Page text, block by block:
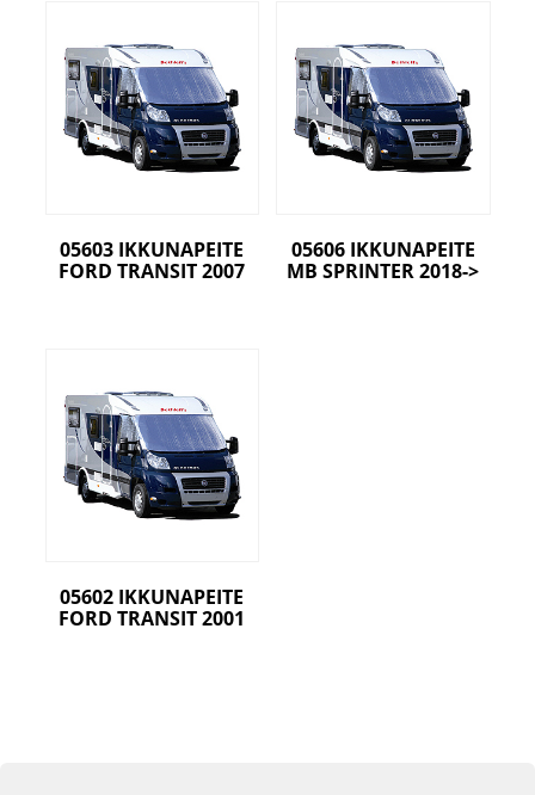
05603 IKKUNAPEITE
FORD TRANSIT 2007
05606 IKKUNAPEITE
MB SPRINTER 2018->
05602 IKKUNAPEITE
FORD TRANSIT 2001